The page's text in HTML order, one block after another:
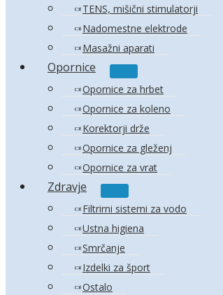
Toggle
TENS, mišični stimulatorji
Nadomestne elektrode
Masažni aparati
Opornice
Menu
Toggle
Opornice za hrbet
Opornice za koleno
Korektorji drže
Opornice za gleženj
Opornice za vrat
Zdravje
Menu
Toggle
Filtrirni sistemi za vodo
Ustna higiena
Smrčanje
Izdelki za šport
Ostalo